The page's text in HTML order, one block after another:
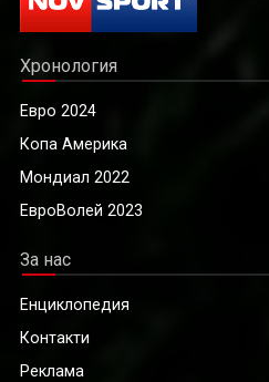
Хронология
Евро 2024
Копа Америка
Мондиал 2022
ЕвроВолей 2023
За нас
Енциклопедия
Контакти
Реклама